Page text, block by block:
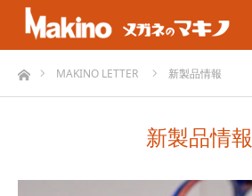
ホームMAKINO LETTER 新製品情報
新製品情報